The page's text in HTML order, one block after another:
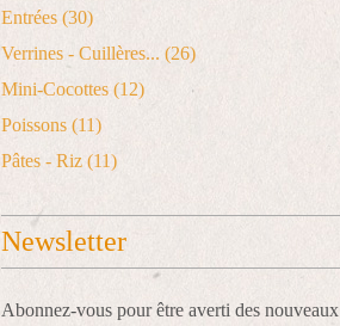
Entrées (30)
Verrines - Cuillères... (26)
Mini-Cocottes (12)
Poissons (11)
Pâtes - Riz (11)
Newsletter
Abonnez-vous pour être averti des nouveaux